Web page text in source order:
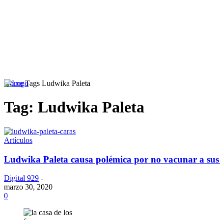
Home Tags Ludwika Paleta
Tag: Ludwika Paleta
Artículos
Ludwika Paleta causa polémica por no vacunar a
Digital 929 -
marzo 30, 2020
0